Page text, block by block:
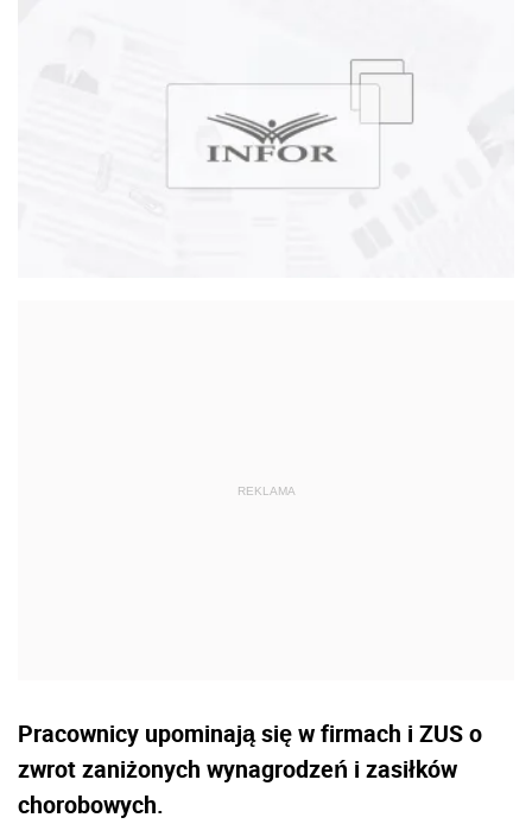
Pracownicy upominają się w firmach i ZUS o
zwrot zaniżonych wynagrodzeń i zasiłków
chorobowych.